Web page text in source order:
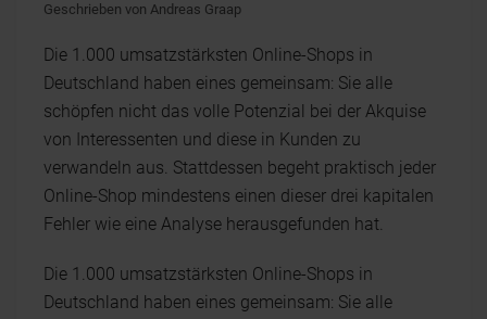
Geschrieben von Andreas Graap
Die 1.000 umsatzstärksten Online-Shops in
Deutschland haben eines gemeinsam: Sie alle
schöpfen nicht das volle Potenzial bei der Akquise
von Interessenten und diese in Kunden zu
verwandeln aus. Stattdessen begeht praktisch jeder
Online-Shop mindestens einen dieser drei kapitalen
Fehler wie eine Analyse herausgefunden hat.
Die 1.000 umsatzstärksten Online-Shops in
Deutschland haben eines gemeinsam: Sie alle